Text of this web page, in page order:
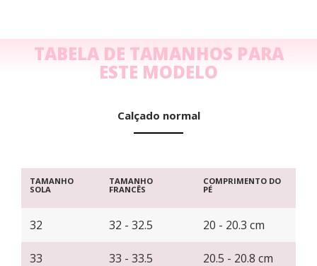
TABELA DE TAMANHOS PARA
ESTE MODELO
Calçado normal
TAMANHO
SOLA
TAMANHO
FRANCÊS
COMPRIMENTO DO
PÉ
32 32 - 32.5 20 - 20.3 cm
33 33 - 33.5 20.5 - 20.8 cm